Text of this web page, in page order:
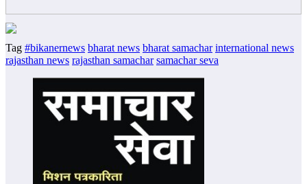
Tag #bikanernews bharat news bharat samachar international news
rajasthan news rajasthan samachar samachar seva